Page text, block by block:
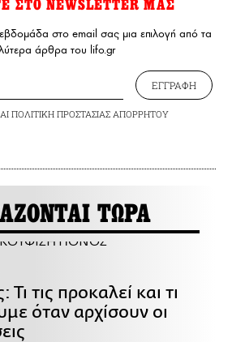
ΣΤΟ NEWSLETTER ΜΑΣ
στο email σας μια επιλογή από τα
άρθρα του lifo.gr
ΕΓΓΡΑΦΗ
ΠΟΛΙΤΙΚΗ ΠΡΟΣΤΑΣΙΑΣ ΑΠΟΡΡΗΤΟΥ
ΤΩΡΑ
τις προκαλεί και τι
όταν αρχίσουν οι